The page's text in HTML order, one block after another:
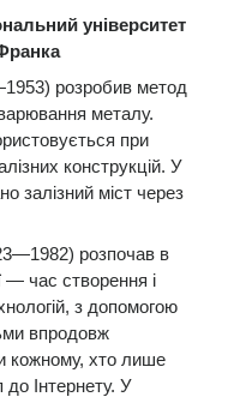
університет
розробив метод
металу.
при
конструкцій. У
залізний міст через
розпочав в
— час створення і
з допомогою
впродовж
кожному, хто лише
Інтернету. У